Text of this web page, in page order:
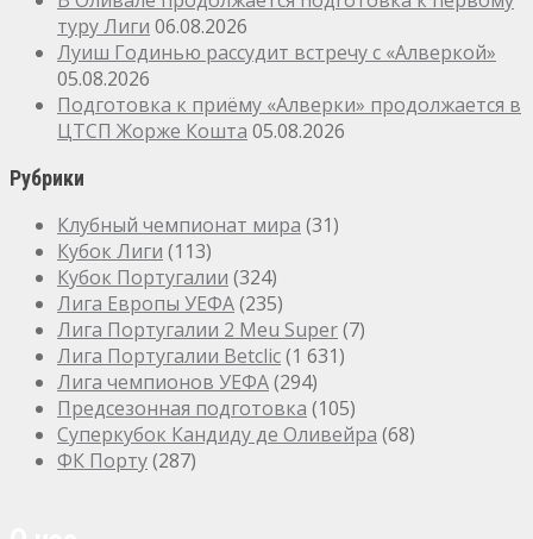
туру Лиги 06.08.2026
Луиш Годинью рассудит встречу с «Алверкой»
05.08.2026
Подготовка к приёму «Алверки» продолжается в
ЦТСП Жорже Кошта 05.08.2026
Рубрики
Клубный чемпионат мира (31)
Кубок Лиги (113)
Кубок Португалии (324)
Лига Европы УЕФА(235)
Лига Португалии 2 Meu Super(7)
Лига Португалии Betclic(1 631)
Лига чемпионов УЕФА(294)
Предсезонная подготовка (105)
Суперкубок Кандиду де Оливейра (68)
ФК Порту(287)